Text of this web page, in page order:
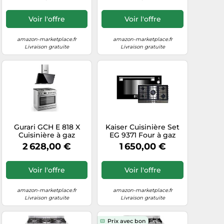
encastrable 60cm
Voir l'offre
amazon-marketplace.fr
Livraison gratuite
Voir l'offre
amazon-marketplace.fr
Livraison gratuite
Gurari GCH E 818 X
Cuisinière à gaz
électrique en acier
inoxydable 90 cm 126 l
WOK auto-nettoyage
+ AT 9430 F Hotte
2 628,00 €
Voir l'offre
amazon-marketplace.fr
Livraison gratuite
Kaiser Cuisinière Set
EG 9371 Four à gaz
encastrable 90 cm 98
L +KG 9356 Plaque de
1 650,00 €
Voir l'offre
amazon-marketplace.fr
Livraison gratuite
Prix avec bon